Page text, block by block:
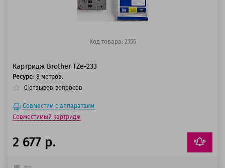
Код товара: 2156
Картридж Brother TZe-233
Ресурс: 8 метров.
0 отзывов вопросов
Совместим с аппаратами
Совместимый картридж
2 677 р.